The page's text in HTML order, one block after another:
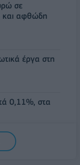
σε
και αφθώδη
έργα στη
0,11%, στα